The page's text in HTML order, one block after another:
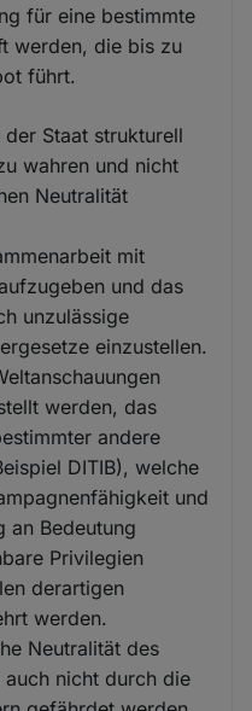
für eine bestimmte
werden, die bis zu
führt.
Staat strukturell
wahren und nicht
Neutralität
mit
und das
unzulässige
einzustellen.
werden, das
andere
DITIB), welche
und
an Bedeutung
Privilegien
derartigen
werden.
Neutralität des
nicht durch die